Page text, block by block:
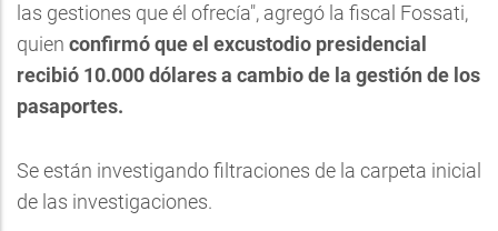
las gestiones que él ofrecía", agregó la fiscal Fossati,
quien confirmó que el excustodio presidencial
recibió 10.000 dólares a cambio de la gestión de los
pasaportes.
Se están investigando filtraciones de la carpeta inicial
de las investigaciones.